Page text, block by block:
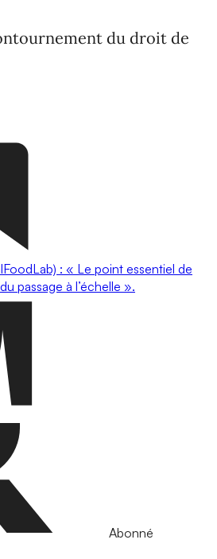
du droit de
: « Le point essentiel de
passage à l’échelle ».
Abonné